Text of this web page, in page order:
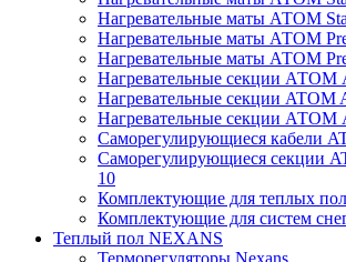
Нагревательные маты АТОМ
Нагревательные маты АТОМ
Нагревательные маты АТОМ
Нагревательные секции АТОМ
Нагревательные секции ATOM
Нагревательные секции АТОМ
Саморегулирующиеся кабели
Саморегулирующиеся секции
10
Комплектующие для теплых
Комплектующие для систем
Теплый пол NEXANS
Терморегуляторы Nexans